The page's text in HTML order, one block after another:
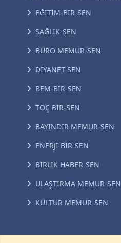
EĞİTİM-BİR-SEN
SAĞLIK-SEN
BÜRO MEMUR-SEN
DİYANET-SEN
BEM-BİR-SEN
TOÇ BİR-SEN
BAYINDIR MEMUR-SEN
ENERJİ BİR-SEN
BİRLİK HABER-SEN
ULAŞTIRMA MEMUR-SEN
KÜLTÜR MEMUR-SEN